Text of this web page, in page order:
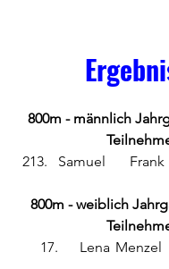
800m - männlich
800m - weiblich